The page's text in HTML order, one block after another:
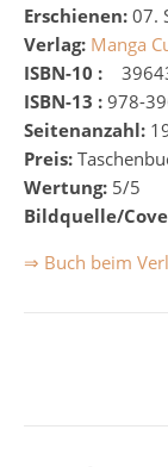
Erschienen: 07.
Verlag: Manga
ISBN-10 :
ISBN-13 : 978-
Seitenanzahl:
Preis:
Wertung: 5/5
Bildquelle/
⇒ Buch beim